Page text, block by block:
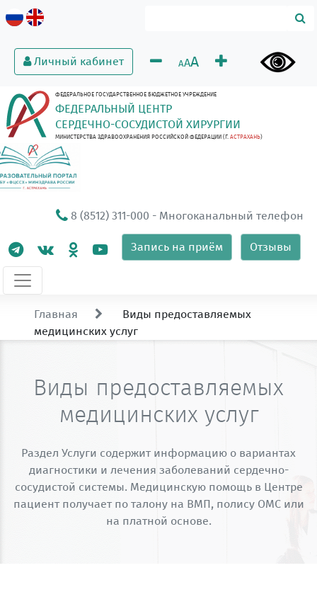
Личный кабинет AAA
ФЕДЕРАЛЬНОЕ ГОСУДАРСТВЕННОЕ БЮДЖЕТНОЕ УЧРЕЖДЕНИЕ
ФЕДЕРАЛЬНЫЙ ЦЕНТР
СЕРДЕЧНО-СОСУДИСТОЙ ХИРУРГИИ
МИНИСТЕРСТВА ЗДРАВООХРАНЕНИЯ РОССИЙСКОЙ ФЕДЕРАЦИИ (Г. АСТРАХАНЬ)
8 (8512) 311-000 - Многоканальный телефон
Запись на приём Отзывы
Главная
Виды предоставляемых
медицинских услуг
Виды предоставляемых
медицинских услуг
Раздел Услуги содержит информацию о вариантах
диагностики и лечения заболеваний сердечно-
сосудистой системы. Медицинскую помощь в Центре
пациент получает по талону на ВМП, полису ОМС или
на платной основе.